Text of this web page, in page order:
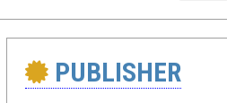
PUBLISHER